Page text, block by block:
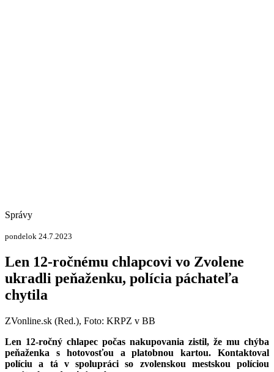
Správy
pondelok 24.7.2023
Len 12-ročnému chlapcovi vo Zvolene
ukradli peňaženku, polícia páchateľa
chytila
ZVonline.sk (Red.), Foto: KRPZ v BB
Len 12-ročný chlapec počas nakupovania zistil, že mu chýba
peňaženka s hotovosťou a platobnou kartou. Kontaktoval
políciu a tá v spolupráci so zvolenskou mestskou políciou